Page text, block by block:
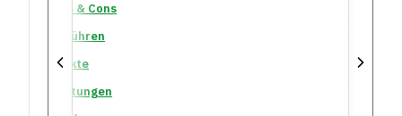
Pros & Cons
Gebühren
Märkte
Leistungen